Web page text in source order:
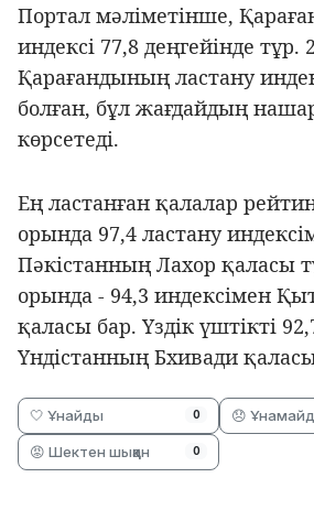
Портал мәліметінше,
индексі 77,8 деңгейінде
Қарағандының ластану
болған, бұл жағдайдың
көрсетеді.
Ең ластанған қалалар
орында 97,4 ластану
Пәкістанның Лахор қаласы
орында - 94,3 индексімен
қаласы бар. Үздік үштікті
Үндістанның Бхивади
🤍 Ұнайды 0 😞
😡 Шектен шыққан 0